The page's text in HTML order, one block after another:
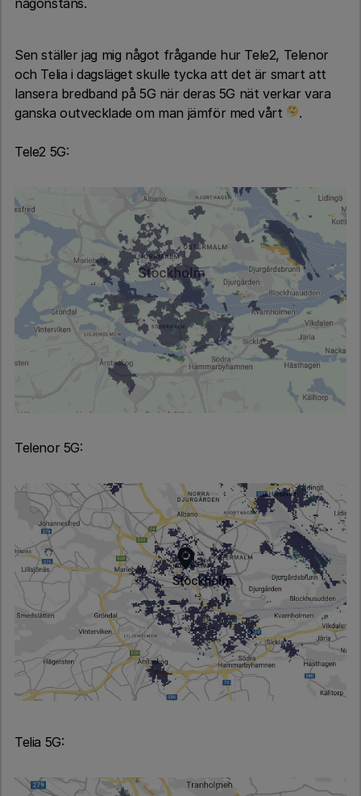
någonstans.
Sen ställer jag mig något frågande hur Tele2, Telenor
och Telia i dagsläget skulle tycka att det är smart att
lansera bredband på 5G när deras 5G nät verkar vara
ganska outvecklade om man jämför med vårt
.
Tele2 5G:
Telenor 5G:
Telia 5G: